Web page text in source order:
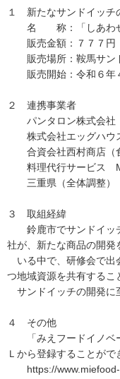
１ 新たなサンドイッチ
名 称：「しあわせ
販売金額：７７７円
販売場所：鞍馬サン
販売開始：令和６年
２ 連携事業者
パンタロン株式会社（
株式会社エッグハウス
合資会社西村商店（
料理代行サービス
三重県（全体調整）
３ 取組経緯
鈴鹿市でサンドイッ
社が、新たな商品の開発
いる中で、研修会で出
つ地域資源を共有するこ
サンドイッチの開発に
４ その他
「みえフードイノベー
Ｌから登録することがで
https://www.miefood-